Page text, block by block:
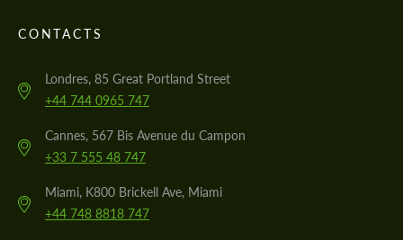
CONTACTS
Londres, 85 Great Portland Street
+44 744 0965 747
Cannes, 567 Bis Avenue du Campon
+33 7 555 48 747
Miami, K800 Brickell Ave, Miami
+44 748 8818 747